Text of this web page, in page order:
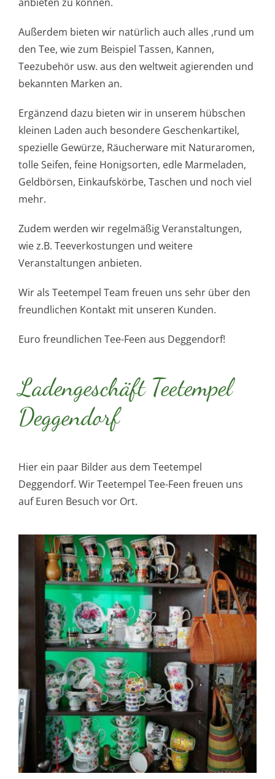
Außerdem bieten wir natürlich auch alles ‚rund um
den Tee, wie zum Beispiel Tassen, Kannen,
Teezubehör usw. aus den weltweit agierenden und
bekannten Marken an.
Ergänzend dazu bieten wir in unserem hübschen
kleinen Laden auch besondere Geschenkartikel,
spezielle Gewürze, Räucherware mit Naturaromen,
tolle Seifen, feine Honigsorten, edle Marmeladen,
Geldbörsen, Einkaufskörbe, Taschen und noch viel
mehr.
Zudem werden wir regelmäßig Veranstaltungen,
wie z.B. Teeverkostungen und weitere
Veranstaltungen anbieten.
Wir als Teetempel Team freuen uns sehr über den
freundlichen Kontakt mit unseren Kunden.
Euro freundlichen Tee-Feen aus Deggendorf!
Ladengeschäft Teetempel
Deggendorf
Hier ein paar Bilder aus dem Teetempel
Deggendorf. Wir Teetempel Tee-Feen freuen uns
auf Euren Besuch vor Ort.